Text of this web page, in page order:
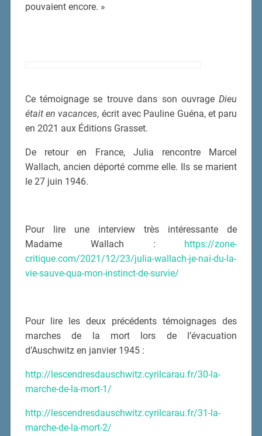
pouvaient encore. »
Ce témoignage se trouve dans son ouvrageDieu
était en vacances, écrit avec Pauline Guéna, et paru
en 2021 aux Éditions Grasset.
De retour en France, Julia rencontre Marcel
Wallach, ancien déporté comme elle. Ils se marient
le 27 juin 1946.
Pour lire une interview très intéressante de
Madame Wallach : https://zone-
critique.com/2021/12/23/julia-wallach-je-nai-du-la-
vie-sauve-qua-mon-instinct-de-survie/
Pour lire les deux précédents témoignages des
marches de la mort lors de l’évacuation
d’Auschwitz en janvier 1945 :
http://lescendresdauschwitz.cyrilcarau.fr/30-la-
marche-de-la-mort-1/
http://lescendresdauschwitz.cyrilcarau.fr/31-la-
marche-de-la-mort-2/